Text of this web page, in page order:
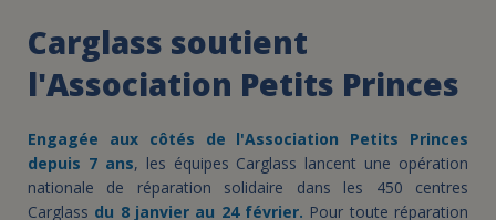
Carglass soutient
l'Association Petits Princes
Engagée aux côtés de l'Association Petits Princes
depuis 7 ans, les équipes Carglass lancent une opération
nationale de réparation solidaire dans les 450 centres
Carglass du 8 janvier au 24 février. Pour toute réparation